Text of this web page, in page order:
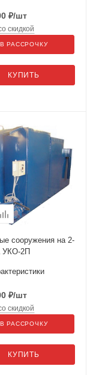
₽/шт
КУПИТЬ
скидкой
В РАССРОЧКУ
сооружения на 2-
УКО-2П
₽/шт
КУПИТЬ
скидкой
В РАССРОЧКУ